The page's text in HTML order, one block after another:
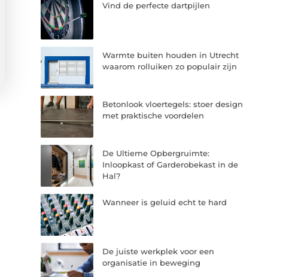
Vind de perfecte dartpijlen
Warmte buiten houden in Utrecht
waarom rolluiken zo populair zijn
Betonlook vloertegels: stoer design
met praktische voordelen
De Ultieme Opbergruimte:
Inloopkast of Garderobekast in de
Hal?
Wanneer is geluid echt te hard
De juiste werkplek voor een
organisatie in beweging